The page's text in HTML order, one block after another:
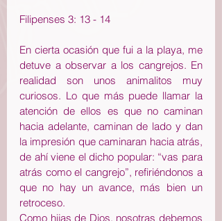
Filipenses 3: 13 - 14
En cierta ocasión que fui a la playa, me
detuve a observar a los cangrejos. En
realidad son unos animalitos muy
curiosos. Lo que más puede llamar la
atención de ellos es que no caminan
hacia adelante, caminan de lado y dan
la impresión que caminaran hacia atrás,
de ahí viene el dicho popular: “vas para
atrás como el cangrejo”, refiriéndonos a
que no hay un avance, más bien un
retroceso.
Como hijas de Dios, nosotras debemos